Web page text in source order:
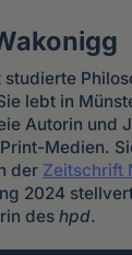
studierte
lebt in
Autorin und
Medien.
der Zeitschrift
2024
des hpd.